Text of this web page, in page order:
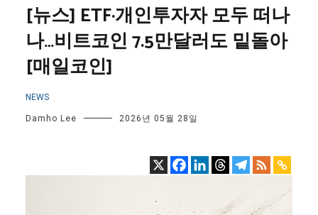
[뉴스] ETF·개인투자자 모두 떠나
나…비트코인 7.5만달러도 밑돌아
[매일코인]
NEWS
Damho Lee 2026년 05월 28일